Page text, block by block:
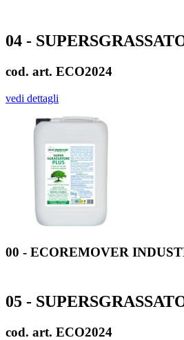
04 -
cod. art. ECO2024
vedi dettagli
00 - ECOREMOVER
05 -
cod. art. ECO2024